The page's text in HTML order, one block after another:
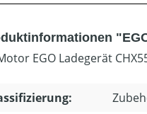
EGO Ladegerät